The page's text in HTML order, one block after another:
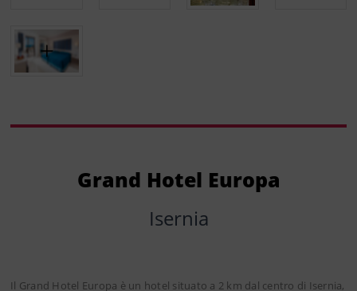
Grand Hotel Europa
Isernia
Il Grand Hotel Europa è un hotel situato a 2 km dal centro di Isernia,